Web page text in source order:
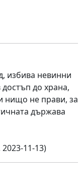
избива невинни
до храна,
нищо не прави, за
държава
11-13)